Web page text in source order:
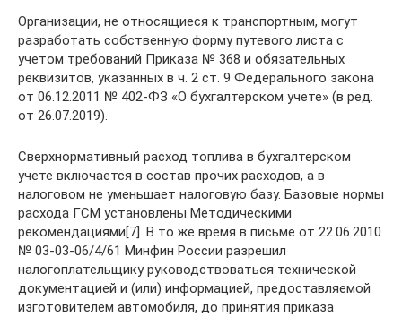
Организации, не относящиеся к транспортным, могут
разработать собственную форму путевого листа с
учетом требований Приказа № 368 и обязательных
реквизитов, указанных в ч. 2 ст. 9 Федерального закона
от 06.12.2011 № 402-ФЗ «О бухгалтерском учете» (в ред.
от 26.07.2019).
Сверхнормативный расход топлива в бухгалтерском
учете включается в состав прочих расходов, а в
налоговом не уменьшает налоговую базу. Базовые нормы
расхода ГСМ установлены Методическими
рекомендациями[7]. В то же время в письме от 22.06.2010
№ 03-03-06/4/61 Минфин России разрешил
налогоплательщику руководствоваться технической
документацией и (или) информацией, предоставляемой
изготовителем автомобиля, до принятия приказа